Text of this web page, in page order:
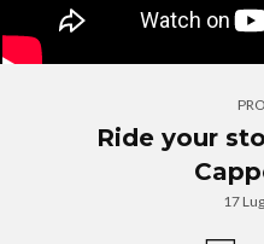
PRO
Ride your
17